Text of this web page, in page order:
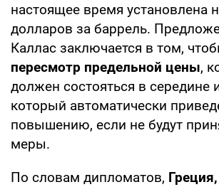
настоящее время установлена
долларов за баррель.
Каллас заключается в том,
пересмотр предельной цены,
должен состояться в середине
который автоматически
повышению, если не будут
меры.
По словам дипломатов,